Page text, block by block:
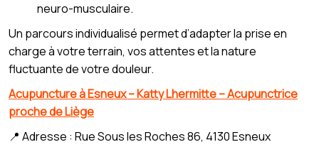
neuro-musculaire.
Un parcours individualisé permet d’adapter la prise en
charge à votre terrain, vos attentes et la nature
fluctuante de votre douleur.
Acupuncture à Esneux – Katty Lhermitte – Acupunctrice
proche de Liège
📍 Adresse : Rue Sous les Roches 86, 4130 Esneux